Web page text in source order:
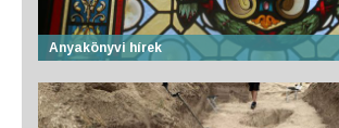
Anyakönyvi hírek